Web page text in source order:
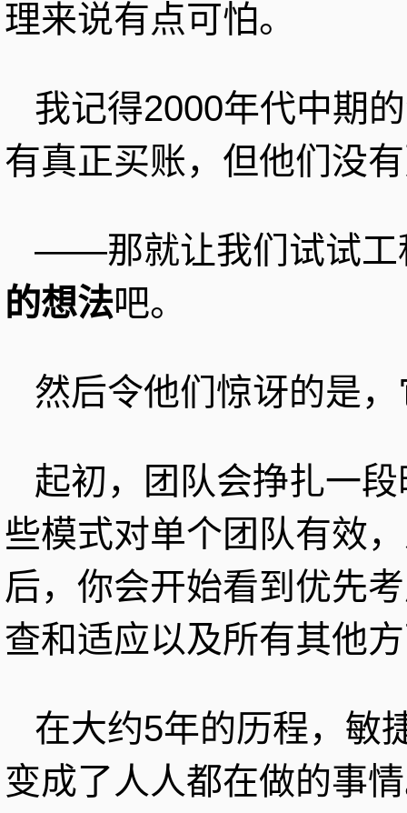
理来说有点可怕。
我记得2000年代中期
有真正买账，但他们没
——那就让我们试试工
的想法吧。
然后令他们惊讶的是
起初，团队会挣扎一
些模式对单个团队有效
后，你会开始看到优先
查和适应以及所有其他
在大约5年的历程，敏
变成了人人都在做的事